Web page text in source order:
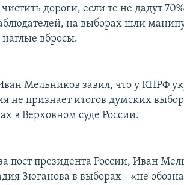
дороги, если те не дадут
на выборах шли
вбросы.
Мельников завил, что у КПРФ
не признает итогов думских
в Верховном суде России.
пост президента России, Иван
Зюганова в выборах - «не